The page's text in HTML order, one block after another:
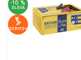
-10 %
SLEVA
SERVIS+